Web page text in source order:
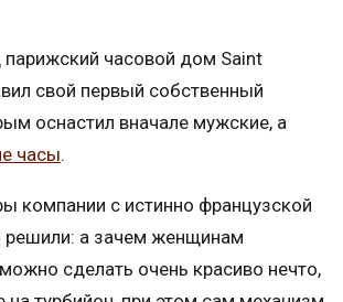
парижский часовой дом Saint
свой первый собственный
оснастил вначале мужские, а
часы.
компании с истинно французской
решили: а зачем женщинам
сделать очень красиво нечто,